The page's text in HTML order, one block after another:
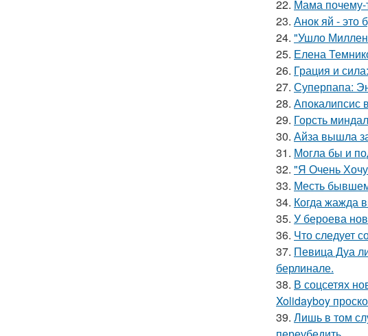
22. Мама почему-
23. Анок яй - это
24. "Ушло
25. Елена
26. Грация и
27. Суперпапа:
28. Апокалипсис
29. Горсть
30. Айза вышла
31. Могла бы и
32. "Я Очень
33. Месть
34. Когда жажда
35. У бероева
36. Что следует
37. Певица Дуа
берлинале.
38. В соцсетях
Xolidayboy
39. Лишь в том